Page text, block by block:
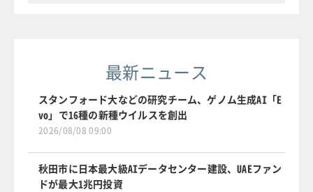
最新ニュース
スタンフォード大などの研究チーム、ゲノム生成AI「E
vo」で16種の新種ウイルスを創出
2026/08/08 09:00
秋田市に日本最大級AIデータセンター建設、UAEファン
ドが最大1兆円投資